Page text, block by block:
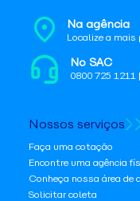
Na agência
Localize a mais
No SAC
0800 725
Nossos serviços
Faça uma cotação
Encontre uma agência
Conheça nossa área de
Solicitar coleta